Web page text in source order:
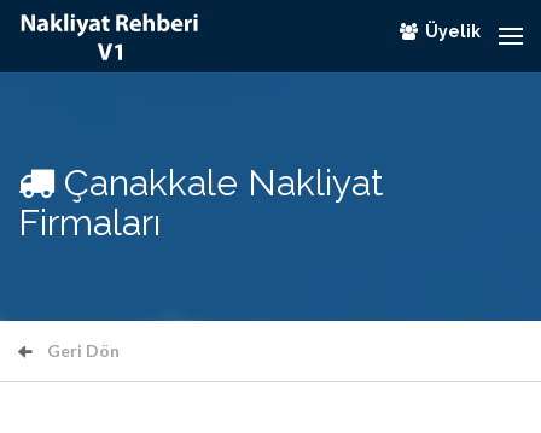
Üyelik
Çanakkale Nakliyat
Firmaları
Geri Dön